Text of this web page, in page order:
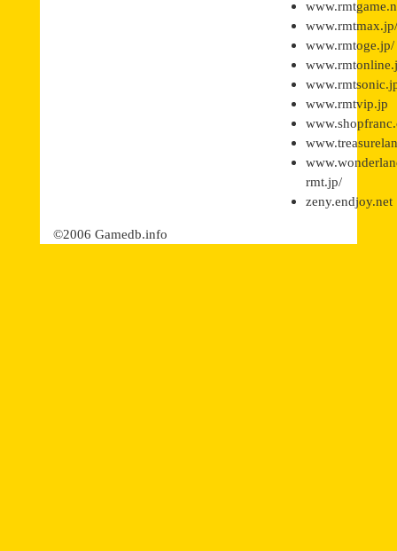
www.rmtmax.jp/
www.rmtoge.jp/
www.rmtvip.jp
rmt.jp/
zeny.endjoy.net
©2006 Gamedb.info